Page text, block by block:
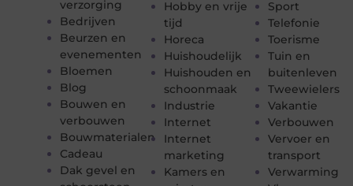
verzorging
Bedrijven
Beurzen en
evenementen
Bloemen
Blog
Bouwen en
verbouwen
Bouwmaterialen
Cadeau
Dak gevel en
Hobby en vrije
tijd
Horeca
Huishoudelijk
Huishouden en
schoonmaak
Industrie
Internet
Internet
marketing
Kamers en
Sport
Telefonie
Toerisme
Tuin en
buitenleven
Tweewielers
Vakantie
Verbouwen
Vervoer en
transport
Verwarming